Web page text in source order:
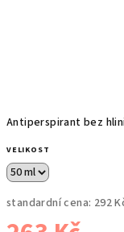
Antiperspirant bez
VELIKOST
standardní cena: 292